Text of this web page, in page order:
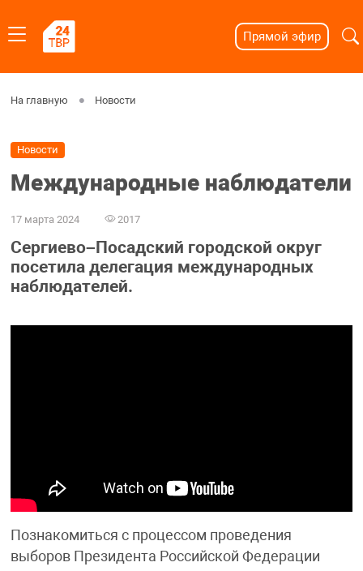
Прямой эфир
На главную Новости
Новости
Международные наблюдатели
17 марта 2024 2017
Сергиево–Посадский городской округ
посетила делегация международных
наблюдателей.
Познакомиться с процессом проведения
выборов Президента Российской Федерации